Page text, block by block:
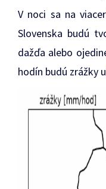
V noci sa na
Slovenska budú
dažďa alebo
hodín budú zrážky